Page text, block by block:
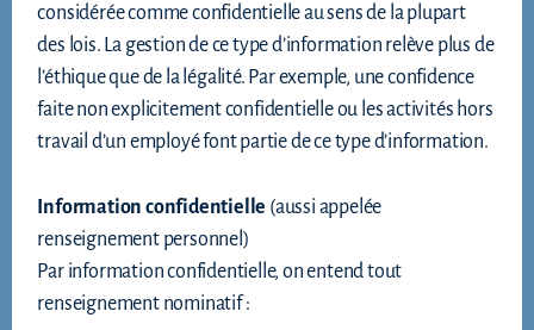
considérée comme confidentielle au sens de la plupart
des lois. La gestion de ce type d’information relève plus de
l’éthique que de la légalité. Par exemple, une confidence
faite non explicitement confidentielle ou les activités hors
travail d’un employé font partie de ce type d’information.
Information confidentielle (aussi appelée
renseignement personnel)
Par information confidentielle, on entend tout
renseignement nominatif :